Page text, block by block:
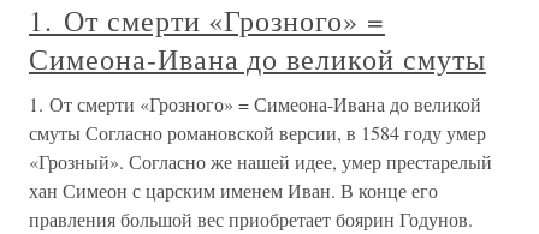
1. От смерти «Грозного» =
Симеона-Ивана до великой смуты
1. От смерти «Грозного» = Симеона-Ивана до великой
смуты Согласно романовской версии, в 1584 году умер
«Грозный». Согласно же нашей идее, умер престарелый
хан Симеон с царским именем Иван. В конце его
правления большой вес приобретает боярин Годунов.